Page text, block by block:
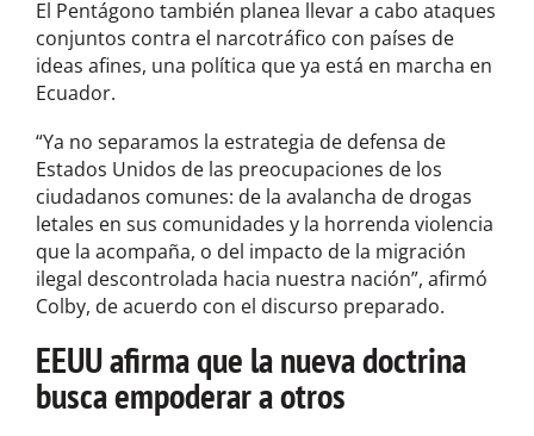
El Pentágono también planea llevar a cabo ataques
conjuntos contra el narcotráfico con países de
ideas afines, una política que ya está en marcha en
Ecuador.
“Ya no separamos la estrategia de defensa de
Estados Unidos de las preocupaciones de los
ciudadanos comunes: de la avalancha de drogas
letales en sus comunidades y la horrenda violencia
que la acompaña, o del impacto de la migración
ilegal descontrolada hacia nuestra nación”, afirmó
Colby, de acuerdo con el discurso preparado.
EEUU afirma que la nueva doctrina
busca empoderar a otros